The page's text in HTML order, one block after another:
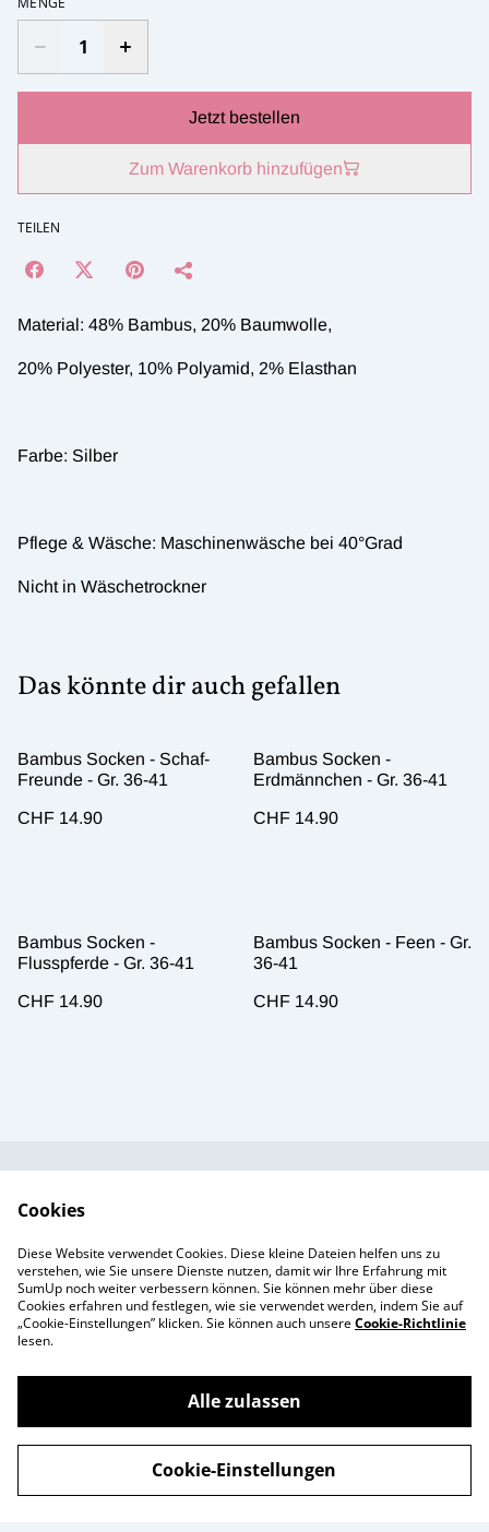
Jetzt bestellen
Zum Warenkorb hinzufügen
TEILEN
Material: 48% Bambus, 20% Baumwolle,
20% Polyester, 10% Polyamid, 2% Elasthan
Farbe: Silber
Pflege & Wäsche: Maschinenwäsche bei 40°Grad
Nicht in Wäschetrockner
Das könnte dir auch gefallen
Bambus Socken - Schaf-
Freunde - Gr. 36-41
CHF 14.90
Bambus Socken -
Erdmännchen - Gr. 36-41
CHF 14.90
Bambus Socken -
Flusspferde - Gr. 36-41
CHF 14.90
Bambus Socken - Feen - Gr.
36-41
CHF 14.90
Öffnungszeiten
Impressum
Cookie-Richtlinie
Produkte
Enchanté Store - Thun
Cookies
Diese Website verwendet Cookies. Diese kleine Dateien helfen uns zu
verstehen, wie Sie unsere Dienste nutzen, damit wir Ihre Erfahrung mit
SumUp noch weiter verbessern können. Sie können mehr über diese
Cookies erfahren und festlegen, wie sie verwendet werden, indem Sie auf
„Cookie-Einstellungen” klicken. Sie können auch unsereCookie-Richtlinie
lesen.
Alle zulassen
Cookie-Einstellungen